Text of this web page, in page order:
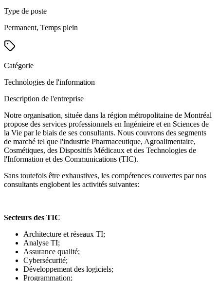
Type de poste
Permanent, Temps plein
Catégorie
Technologies de l'information
Description de l'entreprise
Notre organisation, située dans la région métropolitaine de Montréal
propose des services professionnels en Ingénieire et en Sciences de
la Vie par le biais de ses consultants. Nous couvrons des segments
de marché tel que l'industrie Pharmaceutique, Agroalimentaire,
Cosmétiques, des Dispositifs Médicaux et des Technologies de
l'Information et des Communications (TIC).
Sans toutefois être exhaustives, les compétences couvertes par nos
consultants englobent les activités suivantes:
Secteurs des TIC
Architecture et réseaux TI;
Analyse TI;
Assurance qualité;
Cybersécurité;
Développement des logiciels;
Programmation;